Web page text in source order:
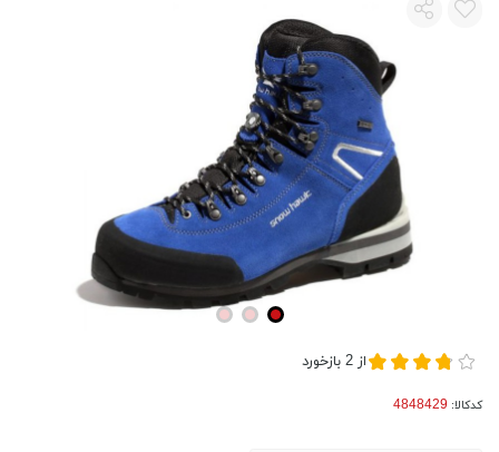
از 2 بازخورد
کدکالا: